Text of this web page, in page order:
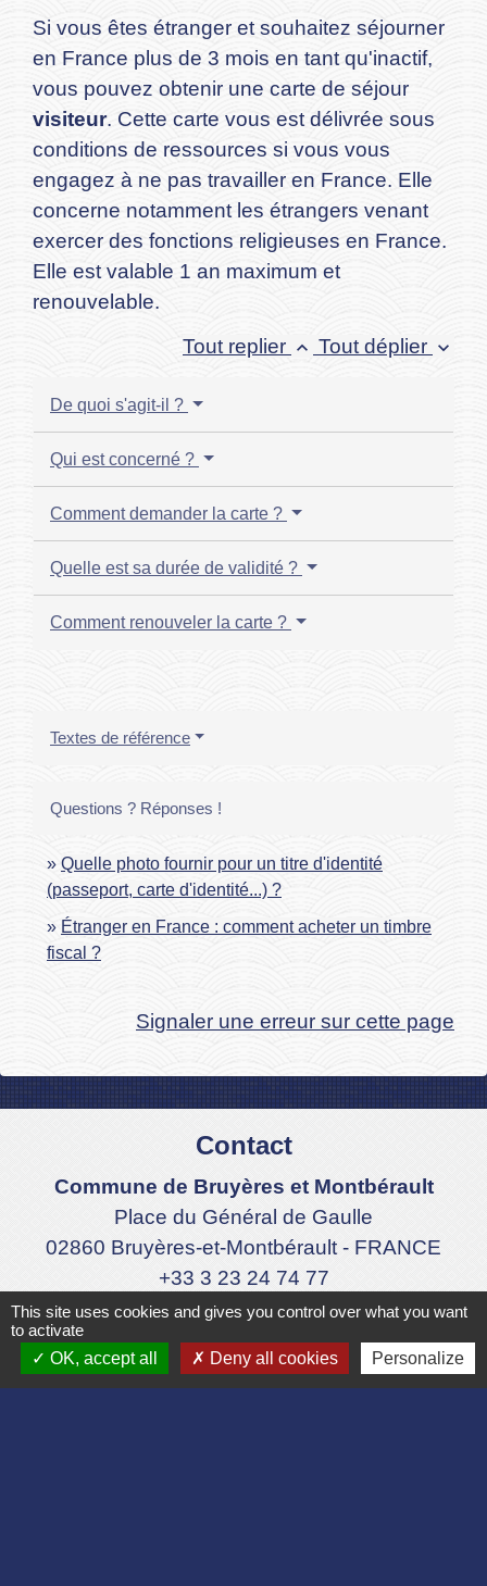
Si vous êtes étranger et souhaitez séjourner
en France plus de 3 mois en tant qu'inactif,
vous pouvez obtenir une carte de séjour
visiteur. Cette carte vous est délivrée sous
conditions de ressources si vous vous
engagez à ne pas travailler en France. Elle
concerne notamment les étrangers venant
exercer des fonctions religieuses en France.
Elle est valable 1 an maximum et
renouvelable.
Tout replier keyboard_arrow_up Tout déplier keyboard_arrow_down
De quoi s'agit-il ?
Qui est concerné ?
Comment demander la carte ?
Quelle est sa durée de validité ?
Comment renouveler la carte ?
Textes de référence
Questions ? Réponses !
Quelle photo fournir pour un titre d'identité
(passeport, carte d'identité...) ?
Étranger en France : comment acheter un timbre
fiscal ?
Signaler une erreur sur cette page
Contact
Commune de Bruyères et Montbérault
Place du Général de Gaulle
02860 Bruyères-et-Montbérault - FRANCE
+33 3 23 24 74 77
Formulaire de contact
This site uses cookies and gives you control over what you want
to activate
OK, accept all
Deny all cookies Personalize